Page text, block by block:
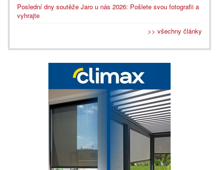
Poslední dny soutěže Jaro u nás 2026: Pošlete svou fotografii a
vyhrajte
>> všechny články